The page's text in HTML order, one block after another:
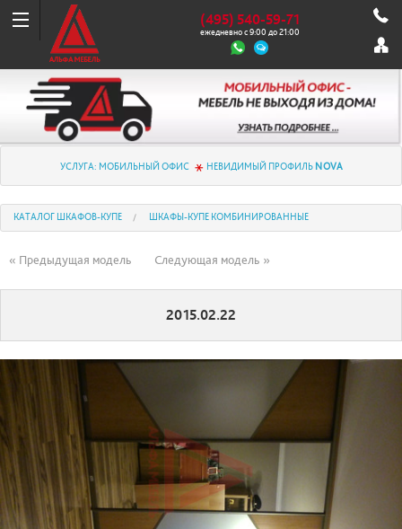
(495) 540-59-71
ежедневно с 9:00 до 21:00
УСЛУГА: МОБИЛЬНЫЙ ОФИС НЕВИДИМЫЙ ПРОФИЛЬ NOVA
КАТАЛОГ ШКАФОВ-КУПЕ ШКАФЫ-КУПЕ КОМБИНИРОВАННЫЕ
« Предыдущая модель Следующая модель »
2015.02.22